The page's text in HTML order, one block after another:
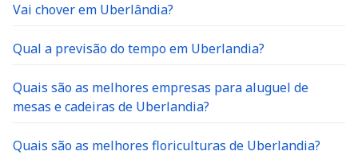
Vai chover em Uberlândia?
Qual a previsão do tempo em Uberlandia?
Quais são as melhores empresas para aluguel de
mesas e cadeiras de Uberlandia?
Quais são as melhores floriculturas de Uberlandia?